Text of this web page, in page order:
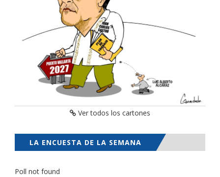
Ver todos los cartones
LA ENCUESTA DE LA SEMANA
Poll not found